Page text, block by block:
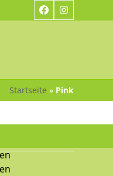
FacebookInstagram
Startseite » Pink